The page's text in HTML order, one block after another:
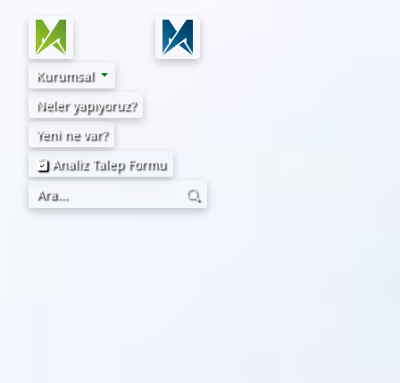
Kurumsal
Neler yapıyoruz?
Yeni ne var?
Analiz Talep Formu